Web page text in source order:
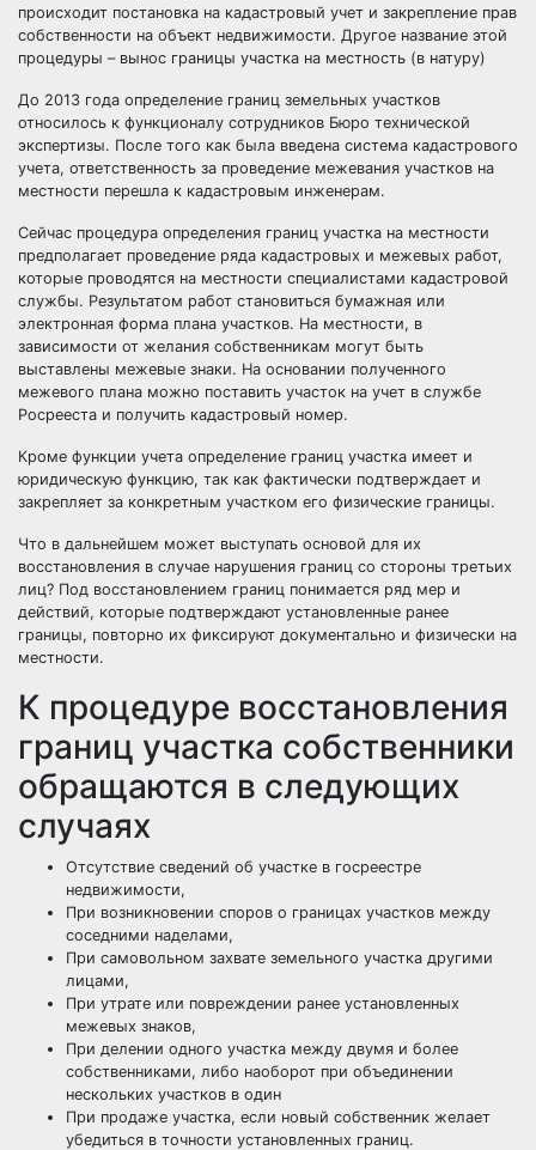
происходит постановка на кадастровый учет и закрепление прав
собственности на объект недвижимости. Другое название этой
процедуры – вынос границы участка на местность (в натуру)
До 2013 года определение границ земельных участков
относилось к функционалу сотрудников Бюро технической
экспертизы. После того как была введена система кадастрового
учета, ответственность за проведение межевания участков на
местности перешла к кадастровым инженерам.
Сейчас процедура определения границ участка на местности
предполагает проведение ряда кадастровых и межевых работ,
которые проводятся на местности специалистами кадастровой
службы. Результатом работ становиться бумажная или
электронная форма плана участков. На местности, в
зависимости от желания собственникам могут быть
выставлены межевые знаки. На основании полученного
межевого плана можно поставить участок на учет в службе
Росрееста и получить кадастровый номер.
Кроме функции учета определение границ участка имеет и
юридическую функцию, так как фактически подтверждает и
закрепляет за конкретным участком его физические границы.
Что в дальнейшем может выступать основой для их
восстановления в случае нарушения границ со стороны третьих
лиц? Под восстановлением границ понимается ряд мер и
действий, которые подтверждают установленные ранее
границы, повторно их фиксируют документально и физически на
местности.
К процедуре восстановления
границ участка собственники
обращаются в следующих
случаях
Отсутствие сведений об участке в госреестре
недвижимости,
При возникновении споров о границах участков между
соседними наделами,
При самовольном захвате земельного участка другими
лицами,
При утрате или повреждении ранее установленных
межевых знаков,
При делении одного участка между двумя и более
собственниками, либо наоборот при объединении
нескольких участков в один
При продаже участка, если новый собственник желает
убедиться в точности установленных границ.